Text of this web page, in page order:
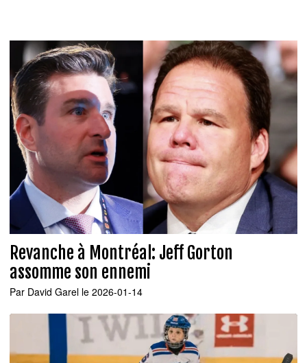
Revanche à Montréal: Jeff Gorton
assomme son ennemi
Par David Garel le 2026-01-14